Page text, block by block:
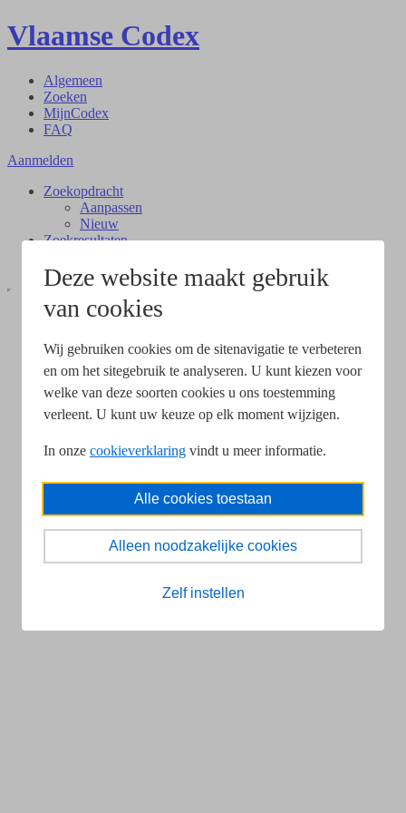
Deze website maakt gebruik
van cookies
Wij gebruiken cookies om de sitenavigatie te verbeteren
en om het sitegebruik te analyseren. U kunt kiezen voor
welke van deze soorten cookies u ons toestemming
verleent. U kunt uw keuze op elk moment wijzigen.
In onze cookieverklaring vindt u meer informatie.
Alle cookies toestaan
Alleen noodzakelijke cookies
Zelf instellen
Vlaamse Codex
Algemeen
Zoeken
MijnCodex
FAQ
Aanmelden
Zoekopdracht
Aanpassen
Nieuw
Zoekresultaten